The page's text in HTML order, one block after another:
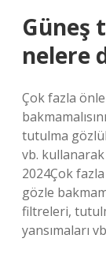
Güneş
nelere
Çok fazla
tutulma
vb.
2024Çok
gözle
filtreleri,
yansımaları